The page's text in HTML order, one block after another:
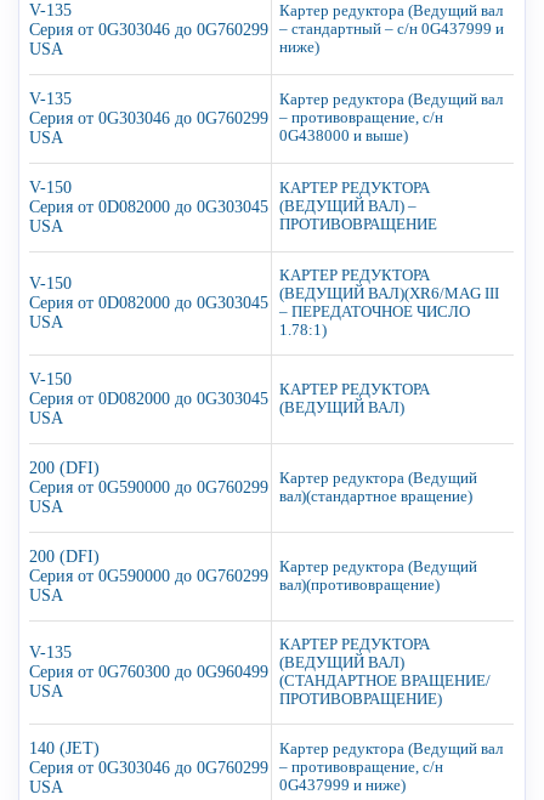
V-135
Серия от 0G303046 до 0G760299
USA
Картер редуктора (Ведущий вал
– стандартный – с/н 0G437999 и
ниже)
V-135
Серия от 0G303046 до 0G760299
USA
Картер редуктора (Ведущий вал
– противовращение, с/н
0G438000 и выше)
V-150
Серия от 0D082000 до 0G303045
USA
КАРТЕР РЕДУКТОРА
(ВЕДУЩИЙ ВАЛ) –
ПРОТИВОВРАЩЕНИЕ
V-150
Серия от 0D082000 до 0G303045
USA
КАРТЕР РЕДУКТОРА
(ВЕДУЩИЙ ВАЛ)(XR6/MAG III
– ПЕРЕДАТОЧНОЕ ЧИСЛО
1.78:1)
V-150
Серия от 0D082000 до 0G303045
USA
КАРТЕР РЕДУКТОРА
(ВЕДУЩИЙ ВАЛ)
200 (DFI)
Серия от 0G590000 до 0G760299
USA
Картер редуктора (Ведущий
вал)(стандартное вращение)
200 (DFI)
Серия от 0G590000 до 0G760299
USA
Картер редуктора (Ведущий
вал)(противовращение)
V-135
Серия от 0G760300 до 0G960499
USA
КАРТЕР РЕДУКТОРА
(ВЕДУЩИЙ ВАЛ)
(СТАНДАРТНОЕ ВРАЩЕНИЕ/
ПРОТИВОВРАЩЕНИЕ)
140 (JET)
Серия от 0G303046 до 0G760299
USA
Картер редуктора (Ведущий вал
– противовращение, с/н
0G437999 и ниже)